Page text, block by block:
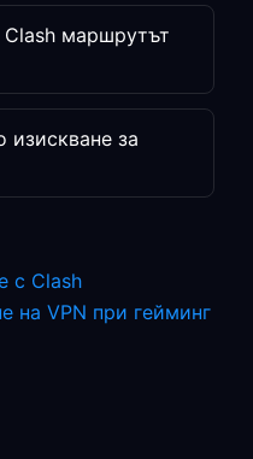
маршрутът
изискване за
с Clash
на VPN при гейминг